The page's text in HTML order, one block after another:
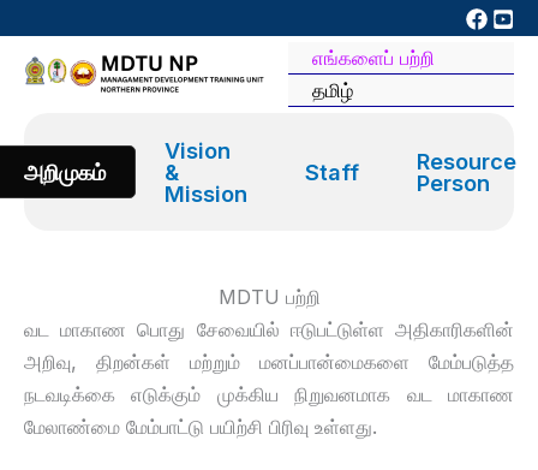
content
எங்களைப் பற்றி
தமிழ்
அறிமுகம்
Vision
&
Mission
Staff
Resource
Person
MDTU பற்றி
வட மாகாண பொது சேவையில் ஈடுபட்டுள்ள அதிகாரிகளின்
அறிவு, திறன்கள் மற்றும் மனப்பான்மைகளை மேம்படுத்த
நடவடிக்கை எடுக்கும் முக்கிய நிறுவனமாக வட மாகாண
மேலாண்மை மேம்பாட்டு பயிற்சி பிரிவு உள்ளது.